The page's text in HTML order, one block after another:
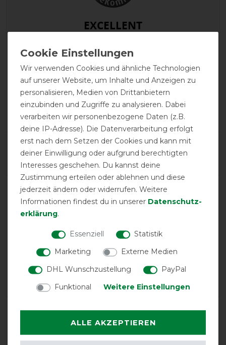
EXCELLENT
HKM Kühldecke
EquineCarePro
Product Reviews
1
Product Rating
5/5
product experience
calculated from 1 customer reviews
Positive
100%
Negative
LATEST REVIEWS
14.07.2026
Top Decke super leichter und weicher Stoff - ich habe
Wir verwenden Cookies und ähnliche Technologien
auf unserer Website, um Inhalte und Anzeigen zu
personalisieren, Medien von Drittanbietern
einzubinden und Zugriffe zu analysieren. Dabei
verarbeiten wir personenbezogene Daten (z.B.
deine IP-Adresse). Die Datenverarbeitung erfolgt
erst nach dem Setzen der Cookies und kann mit
deiner Einwilligung oder aufgrund berechtigten
Interesses geschehen. Du kannst deine
Zustimmung erteilen oder ablehnen und diese
jederzeit ändern oder widerrufen. Weitere
Informationen findest du in unserer Daten­schutz­
erklärung.
Essenziell
Statistik
Marketing
Externe Medien
DHL Wunschzustellung
PayPal
Funktional
Weitere Einstellungen
ALLE AKZEPTIEREN